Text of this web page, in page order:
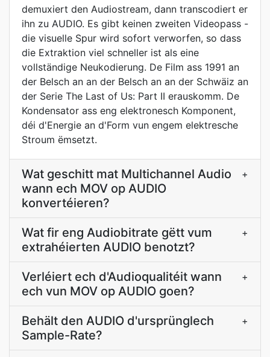
demuxiert den Audiostream, dann transcodiert er
ihn zu AUDIO. Es gibt keinen zweiten Videopass -
die visuelle Spur wird sofort verworfen, so dass
die Extraktion viel schneller ist als eine
vollständige Neukodierung. De Film ass 1991 an
der Belsch an an der Belsch an an der Schwäiz an
der Serie The Last of Us: Part II erauskomm. De
Kondensator ass eng elektronesch Komponent,
déi d'Energie an d'Form vun engem elektresche
Stroum ëmsetzt.
Wat geschitt mat Multichannel Audio
wann ech MOV op AUDIO
konvertéieren?
+
Wat fir eng Audiobitrate gëtt vum
extrahéierten AUDIO benotzt?
+
Verléiert ech d'Audioqualitéit wann
ech vun MOV op AUDIO goen?
+
Behält den AUDIO d'ursprünglech
Sample-Rate?
+